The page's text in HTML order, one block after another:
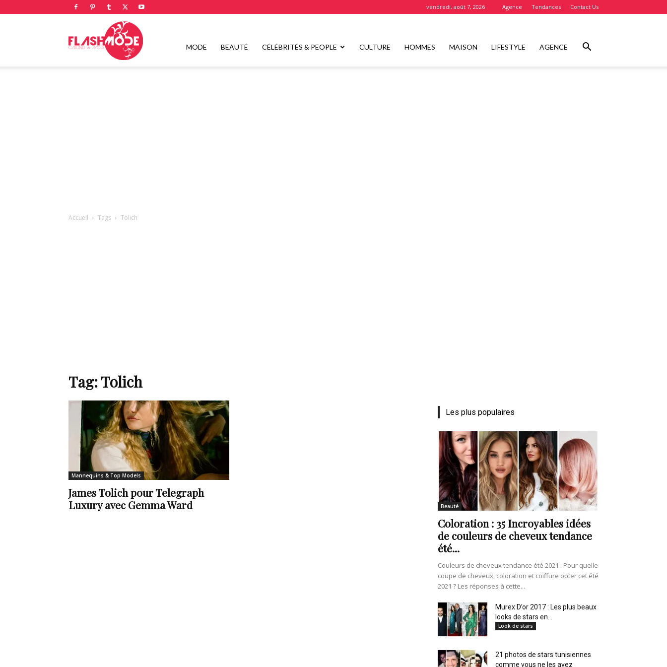
vendredi, août 7, 2026 Agence Tendances Contact Us
Flashmode
style
de
MODE BEAUTÉ CÉLÉBRITÉS & PEOPLE CULTURE HOMMES MAISON LIFESTYLE AGENCE
Accueil Tags Tolich
Tag: Tolich
Mannequins & Top Models
James Tolich pour Telegraph
Luxury avec Gemma Ward
Les plus populaires
Beauté
Coloration : 35 Incroyables idées
de couleurs de cheveux tendance
été...
Couleurs de cheveux tendance été 2021 : Pour quelle
coupe de cheveux, coloration et coiffure opter cet été
2021 ? Les réponses à cette...
Murex D’or 2017 : Les plus beaux
looks de stars en...
Look de stars
21 photos de stars tunisiennes
comme vous ne les avez